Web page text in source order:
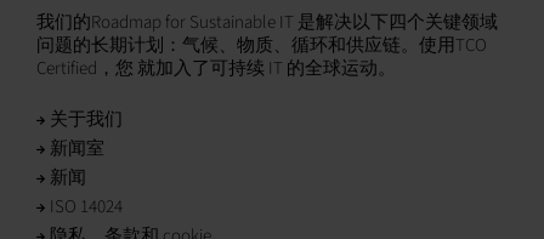
我们的Roadmap for Sustainable IT 是解决以下四个关键领域
问题的长期计划：气候、物质、循环和供应链。使用TCO
Certified，您 就加入了可持续 IT 的全球运动。
关于我们
新闻室
新闻
ISO 14024